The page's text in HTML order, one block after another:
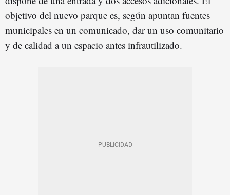
objetivo del nuevo parque es, según apuntan fuentes
municipales en un comunicado, dar un uso comunitario
y de calidad a un espacio antes infrautilizado.